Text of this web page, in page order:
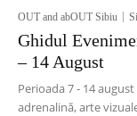
OUT and abOUT Sibiu
Ghidul
– 14 August
Perioada 7 - 14
adrenalină, arte